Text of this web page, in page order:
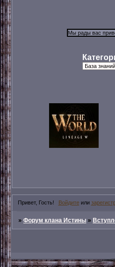
Привет, Гость! Войдитеили
»Форум клана Истины »